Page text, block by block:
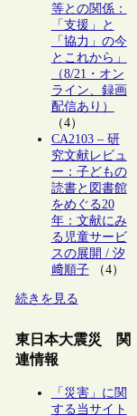
等との関係：
「支援」と
「協力」の今
とこれから」
（8/21・オン
ライン、録画
配信あり）
（4）
CA2103 – 研
究文献レビュ
ー：子どもの
読書と図書館
をめぐる20
年：文献にみ
る児童サービ
スの展開 / 汐
﨑順子（4）
続きを見る
東日本大震災 関
連情報
「災害」に関
する当サイト